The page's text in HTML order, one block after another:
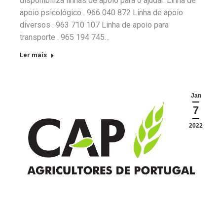
apoio psicológico . 966 040 872 Linha de apoio
diversos . 963 710 107 Linha de apoio para
transporte . 965 194 745…
Ler mais
Jan
7
2022